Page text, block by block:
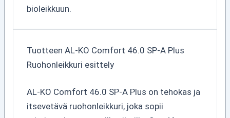
bioleikkuun.
Tuotteen AL-KO Comfort 46.0 SP-A Plus
Ruohonleikkuri esittely
AL-KO Comfort 46.0 SP-A Plus on tehokas ja
itsevetävä ruohonleikkuri, joka sopii